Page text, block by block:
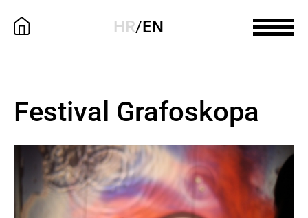
HR/EN
Festival Grafoskopa